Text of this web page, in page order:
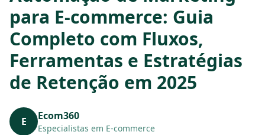
para E-commerce: Guia
Completo com Fluxos,
Ferramentas e Estratégias
de Retenção em 2025
E Ecom360
Especialistas em E-commerce